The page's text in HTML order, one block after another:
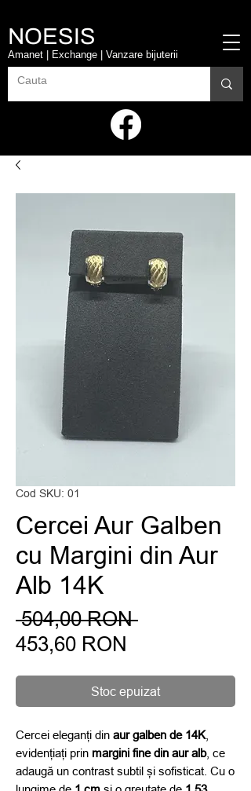
NOESIS
Amanet | Exchange | Vanzare bijuterii
Cod SKU: 01
Cercei Aur Galben
cu Margini din Aur
Alb 14K
504,00 RON Preț
453,60 RON
Stoc epuizat
Cercei eleganți din aur galben de 14K,
evidențiați prin margini fine din aur alb, ce
adaugă un contrast subtil și sofisticat. Cu o